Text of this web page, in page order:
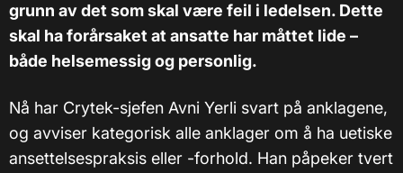
grunn av det som skal være feil i ledelsen. Dette
skal ha forårsaket at ansatte har måttet lide –
både helsemessig og personlig.
Nå har Crytek-sjefen Avni Yerli svart på anklagene,
og avviser kategorisk alle anklager om å ha uetiske
ansettelsespraksis eller -forhold. Han påpeker tvert